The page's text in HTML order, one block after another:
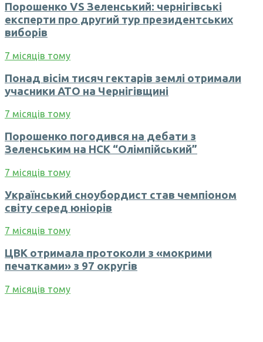
Порошенко VS Зеленський: чернігівські
експерти про другий тур президентських
виборів
7 місяців тому
Понад вісім тисяч гектарів землі отримали
учасники АТО на Чернігівщині
7 місяців тому
Порошенко погодився на дебати з
Зеленським на НСК “Олімпійський”
7 місяців тому
Український сноубордист став чемпіоном
світу серед юніорів
7 місяців тому
ЦВК отримала протоколи з «мокрими
печатками» з 97 округів
7 місяців тому